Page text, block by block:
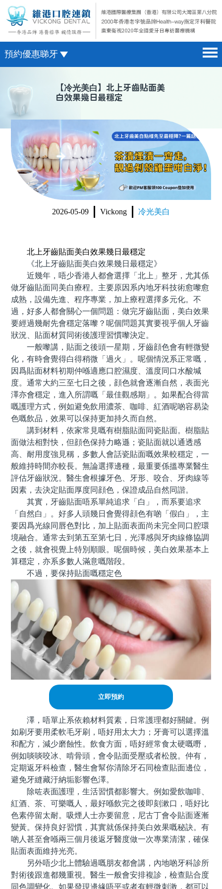
預約優惠睇牙
醫院簡介 hospital introduction
醫生介紹 doctor introduction
醫療新聞 medical news
種植牙 dental implant
箍牙 orthodontics
收費標準 change standard
微信預約
WhatsApp預約
【冷光美白】北上牙齒貼面美
白效果幾日最穩定
2026-05-09 Vickong 冷光美白
北上牙齒貼面美白效果幾日最穩定
《北上牙齒貼面美白效果幾日最穩定》
近幾年，唔少香港人都會選擇「北上」整牙，尤其係
做牙齒貼面同美白療程。主要原因系內地牙科技術愈嚟愈
成熟，設備先進、程序專業，加上療程選擇多元化。不
過，好多人都會關心一個問題：做完牙齒貼面，美白效果
要經過幾耐先會穩定落嚟？呢個問題其實要視乎個人牙齒
狀況、貼面材質同術後護理習慣嚟決定。
一般嚟講，貼面之後頭一星期，牙齒顔色會有輕微變
化，有時會覺得白得稍微「過火」。呢個情況系正常嘅，
因爲貼面材料初期仲喺適應口腔濕度、溫度同口水酸堿
度。通常大約三至七日之後，顔色就會逐漸自然，表面光
澤亦會穩定，進入所謂嘅「最佳觀感期」。如果配合得當
嘅護理方式，例如避免飲用濃茶、咖啡、紅酒呢啲容易染
色嘅飲品，效果可以保持更加持久而自然。
講到材料，依家常見嘅有樹脂貼面同瓷貼面。樹脂貼
面做法相對快，但顔色保持力略遜；瓷貼面就以通透感
高、耐用度強見稱，多數人會話瓷貼面嘅效果較穩定，一
般維持時間亦較長。無論選擇邊種，最重要係搵專業醫生
評估牙齒狀況。醫生會根據牙色、牙形、咬合、牙肉線等
因素，去決定貼面厚度同顔色，保證成品自然同諧。
其實，牙齒貼面唔系單純追求「白」，而系要追求
「自然白」。好多人頭幾日會覺得顔色有啲「假白」，主
要因爲光線同唇色對比，加上貼面表面尚未完全同口腔環
境融合。通常去到第五至第七日，光澤感與牙肉線條協調
之後，就會視覺上特別順眼。呢個時候，美白效果基本上
算穩定，亦系多數人滿意嘅階段。
不過，要保持貼面嘅穩定色
立即預約
澤，唔單止系依賴材料質素，日常護理都好關鍵。例
如刷牙要用柔軟毛牙刷，唔好用太大力；牙膏可以選擇溫
和配方，減少磨蝕性。飲食方面，唔好經常食太硬嘅嘢，
例如啖啖咬冰、啃骨頭，會令貼面受壓或者松脫。仲有，
定期返牙科檢查，醫生會幫你清除牙石同檢查貼面邊位，
避免牙縫藏汙納垢影響色澤。
除咗表面護理，生活習慣都影響大。例如愛飲咖啡、
紅酒、茶、可樂嘅人，最好喺飲完之後即刻漱口，唔好比
色素停留太耐。吸煙人士亦要留意，尼古丁會令貼面逐漸
變黃。保持良好習慣，其實就係保持美白效果嘅秘訣。有
啲人甚至會喺兩三個月後返牙醫度做一次專業清潔，確保
貼面表面維持光亮。
另外唔少北上體驗過嘅朋友都會講，內地啲牙科診所
對術後跟進都幾重視。醫生一般會安排複診，檢查貼合度
同色調變化。如果發現邊緣唔平或者有輕微刺激，都可以